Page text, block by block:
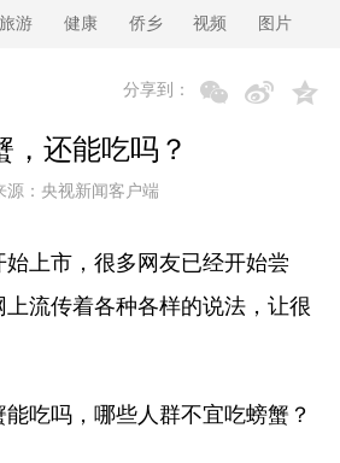
旅游 健康 侨乡 视频 图片
分享到：
，还能吃吗？
： 央视新闻客户端
上市，很多网友已经开始尝
流传着各种各样的说法，让很
吗，哪些人群不宜吃螃蟹？